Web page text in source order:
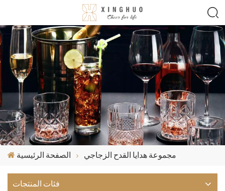
الصفحة الرئيسية مجموعة هدايا القدح الزجاجي
فئات المنتجات